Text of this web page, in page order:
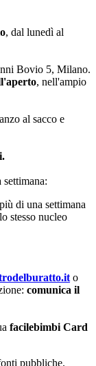
, dal lunedì al
Bovio 5, Milano.
, nell'ampio
al sacco e
settimana:
di una settimana
stesso nucleo
o
comunica il
facilebimbi Card
pubbliche.